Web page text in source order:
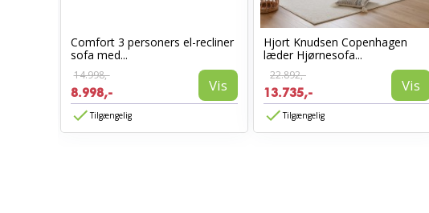
Comfort 3 personers el-recliner
sofa med...
14.998,-
8.998,- Vis
Tilgængelig
Hjort Knudsen Copenhagen
læder Hjørnesofa...
22.892,-
13.735,- Vis
Tilgængelig